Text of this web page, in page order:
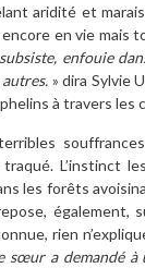
aridité et
en vie mais
enfouie
» dira Sylvie
à travers les
traqué. L’instinct
les forêts
également,
rien
sœur a demandé à